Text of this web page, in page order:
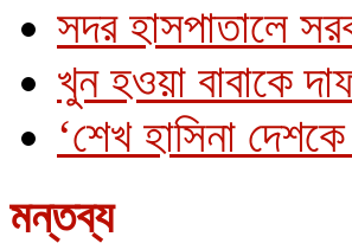
সদর হাসপাতালে
খুন হওয়া বাবাকে
‘শেখ হাসিনা
মন্তব্য